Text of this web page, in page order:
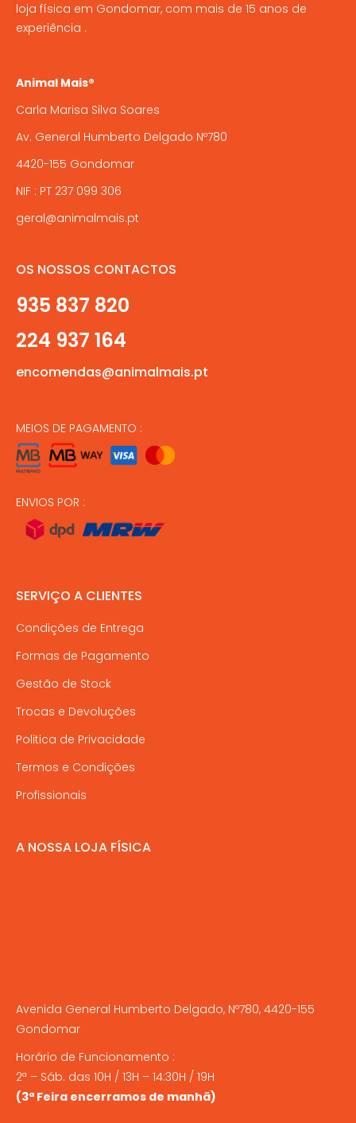
loja física em Gondomar, com mais de 15 anos de
experiência .
Animal Mais®
Carla Marisa Silva Soares
Av. General Humberto Delgado Nº780
4420-155 Gondomar
NIF : PT 237 099 306
geral@animalmais.pt
OS NOSSOS CONTACTOS
935 837 820
224 937 164
encomendas@animalmais.pt
MEIOS DE PAGAMENTO :
ENVIOS POR :
SERVIÇO A CLIENTES
Condições de Entrega
Formas de Pagamento
Gestão de Stock
Trocas e Devoluções
Politica de Privacidade
Termos e Condições
Profissionais
A NOSSA LOJA FÍSICA
Avenida General Humberto Delgado, Nº780, 4420-155
Gondomar
Horário de Funcionamento :
2ª – Sáb. das 10H / 13H – 14:30H / 19H
(3ª Feira encerramos de manhã)